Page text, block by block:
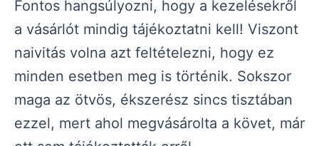
Fontos hangsúlyozni, hogy a kezelésekről
a vásárlót mindig tájékoztatni kell! Viszont
naivitás volna azt feltételezni, hogy ez
minden esetben meg is történik. Sokszor
maga az ötvös, ékszerész sincs tisztában
ezzel, mert ahol megvásárolta a követ, már